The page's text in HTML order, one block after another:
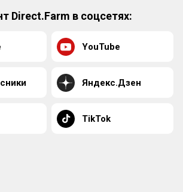
Direct.Farm в соцсетях:
YouTube
Яндекс.Дзен
TikTok